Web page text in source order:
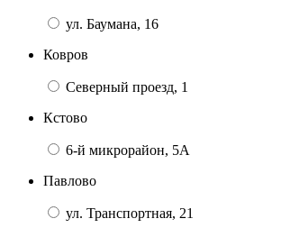
ул. Баумана, 16
Ковров
Северный проезд, 1
Кстово
6-й микрорайон, 5А
Павлово
ул. Транспортная, 21